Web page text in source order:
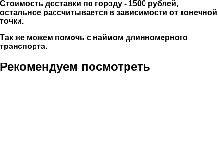
Стоимость доставки по городу - 1500 рублей,
остальное рассчитывается в зависимости от конечной
точки.
Так же можем помочь с наймом длинномерного
транспорта.
Рекомендуем посмотреть